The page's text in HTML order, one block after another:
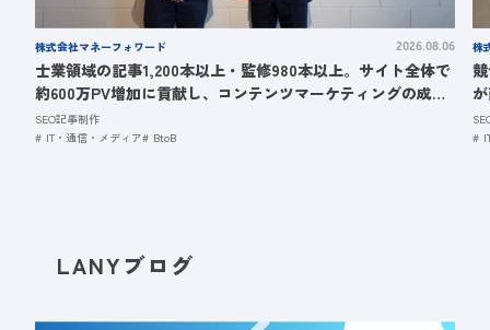
株式会社マネーフォワード 2026.08.06
士業領域の記事1,200本以上・監修980本以上。サイト全体で
約600万PV増加に貢献し、コンテンツマーケティングの成果
創出を支えた事例｜株式会社マネーフォワード様
SEO記事制作
IT・通信・メディア
BtoB
株
LANYブログ